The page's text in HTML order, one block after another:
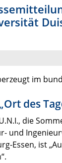
im
des
die
und
Essen, ist